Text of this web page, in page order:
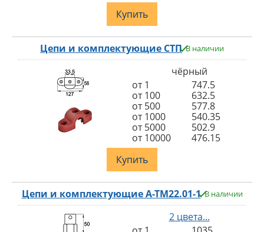
Купить
Цепи и комплектующие СТП В наличии
чёрный
от 1
747.5
от 100
632.5
от 500
577.8
от 1000
540.35
от 5000
502.9
от 10000
476.15
Купить
Цепи и комплектующие A-TM22.01-1 В наличии
2 цвета...